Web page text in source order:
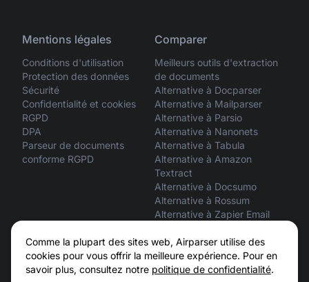
Comme la plupart des sites web, Airparser utilise des
cookies pour vous offrir la meilleure expérience. Pour en
savoir plus, consultez notre politique de confidentialité.
Mentions légales
Conditions d'utilisation
Protection des données
Sécurité
Confidentialité et cookies
RGPD
DPA
Parseur de documents
conforme RGPD
Comparer
Meilleurs outils d'extraction
de documents
Alternative à Docparser
Alternative à Mailparser
Alternative à Parsio
Alternative à Nanonets
Alternative à Tabula
Alternative à Amazon
Textract
Alternative à Docsumo
Alternative à Rossum
Alternative à Zapier Email
ChatGPT vs Airparser
Claude vs Airparser